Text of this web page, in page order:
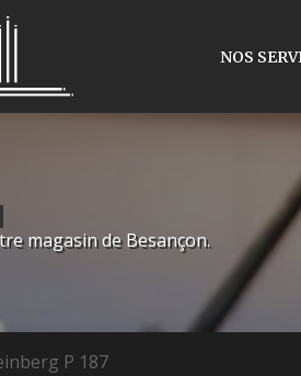
NOS
magasin de Besançon.
P 187